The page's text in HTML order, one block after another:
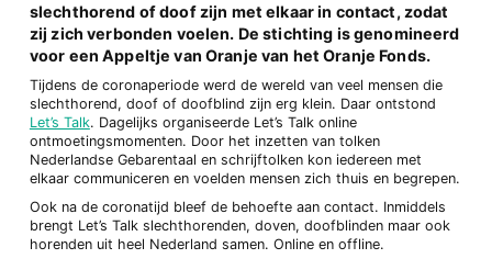
slechthorend of doof zijn met elkaar in contact, zodat
zij zich verbonden voelen. De stichting is genomineerd
voor een Appeltje van Oranje van het Oranje Fonds.
Tijdens de coronaperiode werd de wereld van veel mensen die
slechthorend, doof of doofblind zijn erg klein. Daar ontstond
Let’s Talk. Dagelijks organiseerde Let’s Talk online
ontmoetingsmomenten. Door het inzetten van tolken
Nederlandse Gebarentaal en schrijftolken kon iedereen met
elkaar communiceren en voelden mensen zich thuis en begrepen.
Ook na de coronatijd bleef de behoefte aan contact. Inmiddels
brengt Let’s Talk slechthorenden, doven, doofblinden maar ook
horenden uit heel Nederland samen. Online en offline.